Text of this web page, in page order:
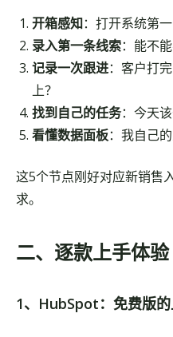
开箱感知：打开系统第
录入第一条线索：能不
记录一次跟进：客户打
上？
找到自己的任务：今天
看懂数据面板：我自己
这5个节点刚好对应新销售
求。
二、逐款上手体验
1、HubSpot：免费版